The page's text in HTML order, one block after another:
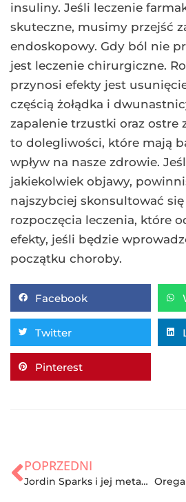
insuliny. Jeśli leczenie
skuteczne, musimy przejść
endoskopowy. Gdy ból nie
jest leczenie chirurgiczne.
przynosi efekty jest
częścią żołądka i
zapalenie trzustki oraz ostre
to dolegliwości, które mają
wpływ na nasze zdrowie.
jakiekolwiek objawy,
najszybciej skonsultować
rozpoczęcia leczenia, które
efekty, jeśli będzie
początku choroby.
Facebook
Twitter
Pinterest
POPRZEDNI
Jordin Sparks i jej metamorfoza! Sprawdź jej dietę i zestaw ćwiczeń!